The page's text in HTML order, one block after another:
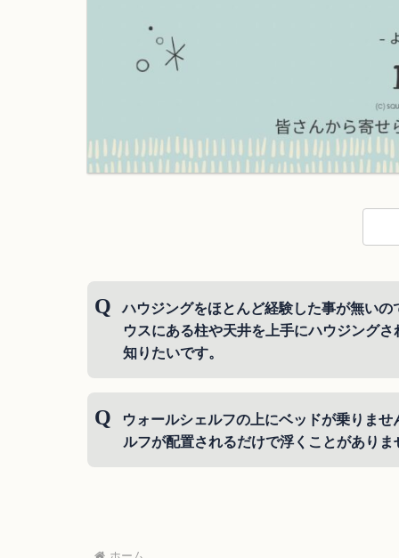
ハウジングをほとんど経験した事が無い
ウスにある柱や天井を上手にハウジング
知りたいです。
い等を合わせてハウジングされている方
ハウジングを始めたばかりの方は、まず
ウォールシェルフの上にベッドが乗りま
ルフが配置されるだけで浮くことがあり